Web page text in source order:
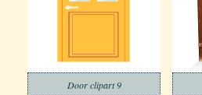
Door clipart 9